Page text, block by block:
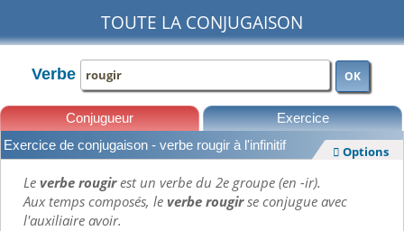
TOUTE LA CONJUGAISON
Verbe OK
Conjugueur Exercice
Exercice de conjugaison - verbe rougir à l'infinitif  Options
Leverbe rougirest un verbe du 2e groupe (en -ir).
Aux temps composés, leverbe rougirse conjugue avec
l'auxiliaire avoir.